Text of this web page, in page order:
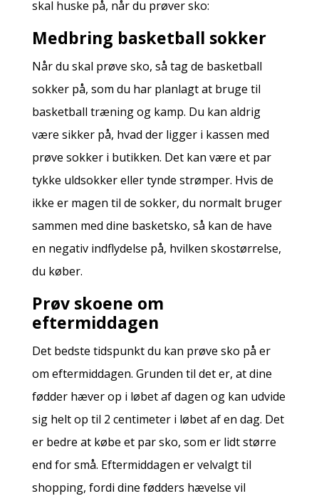
skal huske på, når du prøver sko:
Medbring basketball sokker
Når du skal prøve sko, så tag de basketball
sokker på, som du har planlagt at bruge til
basketball træning og kamp. Du kan aldrig
være sikker på, hvad der ligger i kassen med
prøve sokker i butikken. Det kan være et par
tykke uldsokker eller tynde strømper. Hvis de
ikke er magen til de sokker, du normalt bruger
sammen med dine basketsko, så kan de have
en negativ indflydelse på, hvilken skostørrelse,
du køber.
Prøv skoene om
eftermiddagen
Det bedste tidspunkt du kan prøve sko på er
om eftermiddagen. Grunden til det er, at dine
fødder hæver op i løbet af dagen og kan udvide
sig helt op til 2 centimeter i løbet af en dag. Det
er bedre at købe et par sko, som er lidt større
end for små. Eftermiddagen er velvalgt til
shopping, fordi dine fødders hævelse vil